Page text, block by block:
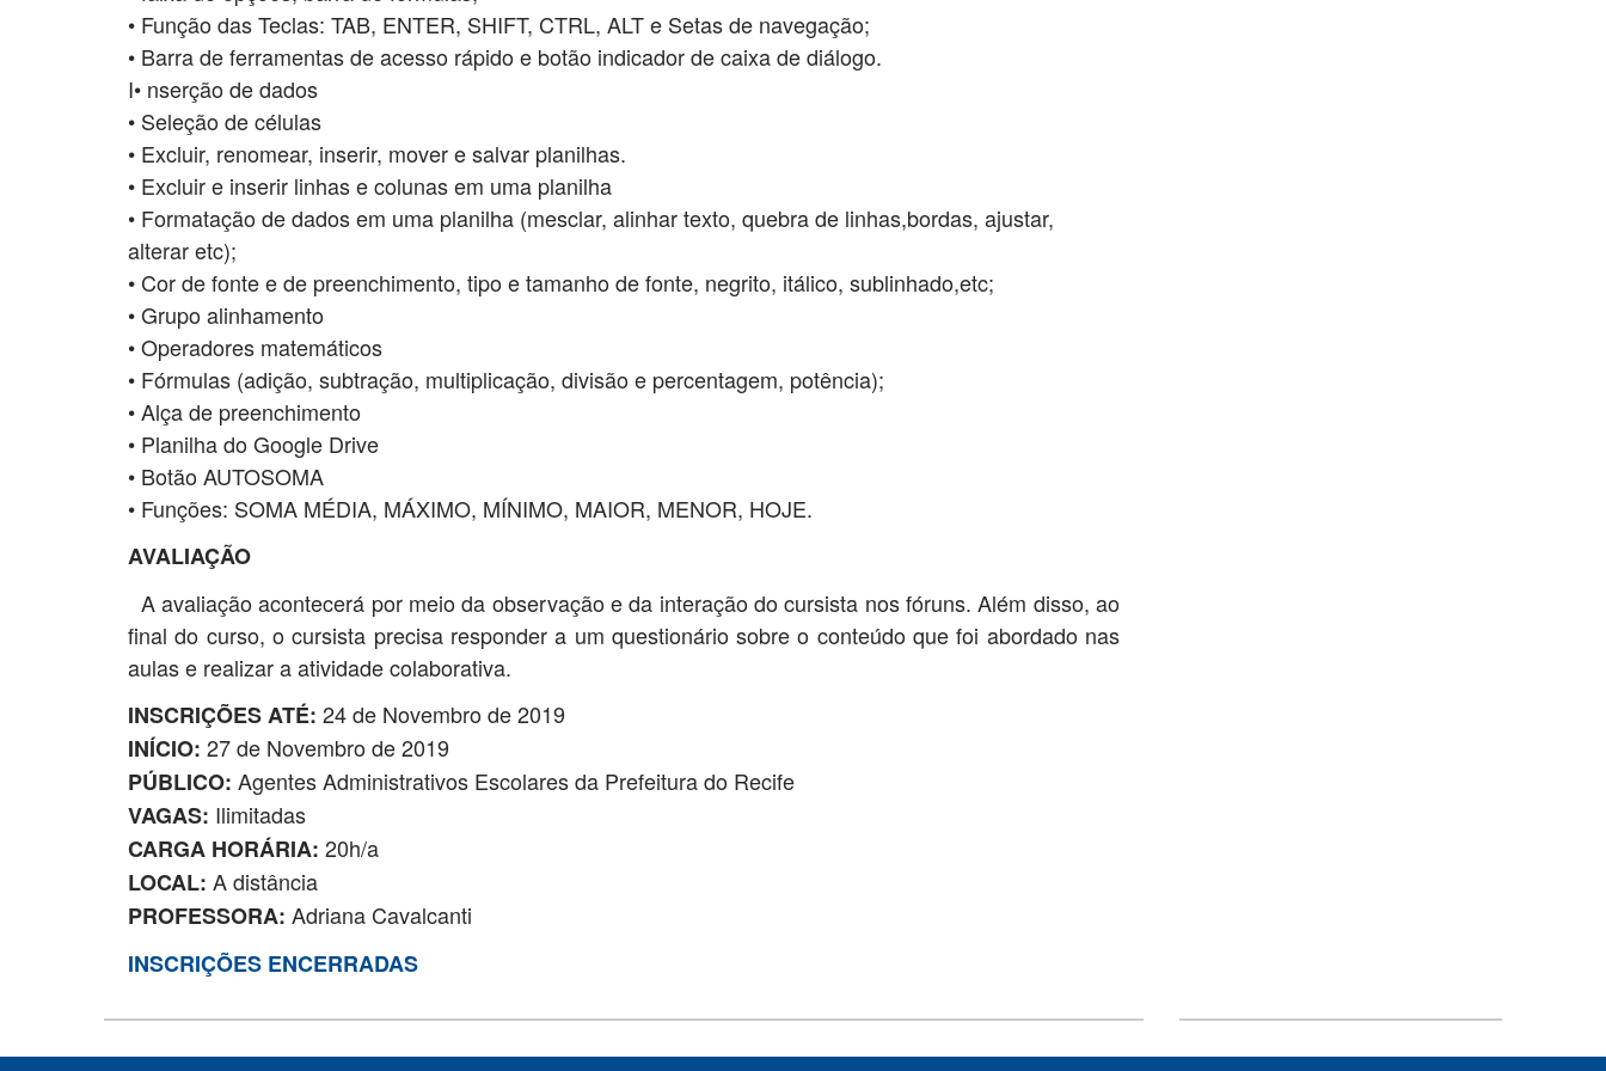
• Função das Teclas: TAB, ENTER, SHIFT, CTRL, ALT e Setas de navegação;
• Barra de ferramentas de acesso rápido e botão indicador de caixa de diálogo.
I• nserção de dados
• Seleção de células
• Excluir, renomear, inserir, mover e salvar planilhas.
• Excluir e inserir linhas e colunas em uma planilha
• Formatação de dados em uma planilha (mesclar, alinhar texto, quebra de linhas,bordas, ajustar,
alterar etc);
• Cor de fonte e de preenchimento, tipo e tamanho de fonte, negrito, itálico, sublinhado,etc;
• Grupo alinhamento
• Operadores matemáticos
• Fórmulas (adição, subtração, multiplicação, divisão e percentagem, potência);
• Alça de preenchimento
• Planilha do Google Drive
• Botão AUTOSOMA
• Funções: SOMA MÉDIA, MÁXIMO, MÍNIMO, MAIOR, MENOR, HOJE.
AVALIAÇÃO
A avaliação acontecerá por meio da observação e da interação do cursista nos fóruns. Além disso, ao
final do curso, o cursista precisa responder a um questionário sobre o conteúdo que foi abordado nas
aulas e realizar a atividade colaborativa.
INSCRIÇÕES ATÉ: 24 de Novembro de 2019
INÍCIO: 27 de Novembro de 2019
PÚBLICO: Agentes Administrativos Escolares da Prefeitura do Recife
VAGAS: Ilimitadas
CARGA HORÁRIA: 20h/a
LOCAL: A distância
PROFESSORA: Adriana Cavalcanti
INSCRIÇÕES ENCERRADAS